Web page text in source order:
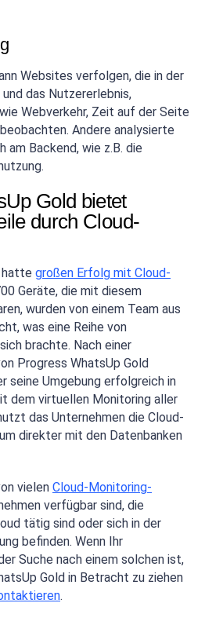
Websites verfolgen, die in der
das Nutzererlebnis,
Webverkehr, Zeit auf der Seite
Andere analysierte
am Backend, wie z.B. die
Gold bietet
durch Cloud-
hatte großen Erfolg mit Cloud-
Geräte, die mit diesem
wurden von einem Team aus
was eine Reihe von
brachte. Nach einer
Progress WhatsUp Gold
seine Umgebung erfolgreich in
dem virtuellen Monitoring aller
das Unternehmen die Cloud-
direkter mit den Datenbanken
vielen Cloud-Monitoring-
verfügbar sind, die
tätig sind oder sich in der
befinden. Wenn Ihr
Suche nach einem solchen ist,
Gold in Betracht zu ziehen
.